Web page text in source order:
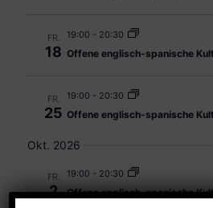
FR.
18
19:00 - 20:30
Offene englisch-spanische
FR.
25
19:00 - 20:30
Offene englisch-spanische
Okt. 2026
FR.
2
19:00 - 20:30
Offene englisch-spanische